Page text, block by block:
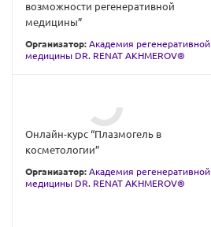
возможности регенеративной
медицины”
Организатор: Академия регенеративной
медицины DR. RENAT AKHMEROV®
Онлайн-курс “Плазмогель в
косметологии”
Организатор: Академия регенеративной
медицины DR. RENAT AKHMEROV®